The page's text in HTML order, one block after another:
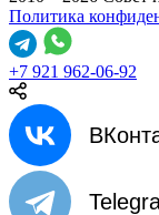
Политика
+7 921 962-06-92